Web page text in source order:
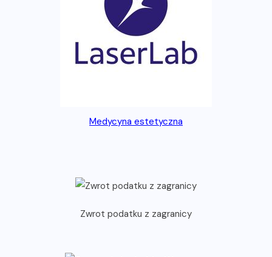
Medycyna estetyczna
Zwrot podatku z zagranicy